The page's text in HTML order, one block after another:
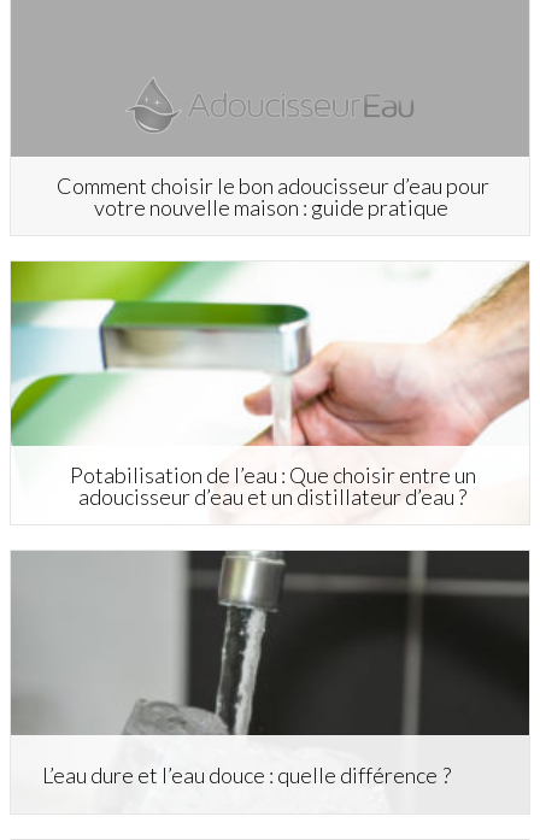
Comment choisir le bon adoucisseur d’eau pour
votre nouvelle maison : guide pratique
Potabilisation de l’eau : Que choisir entre un
adoucisseur d’eau et un distillateur d’eau ?
L’eau dure et l’eau douce : quelle différence ?